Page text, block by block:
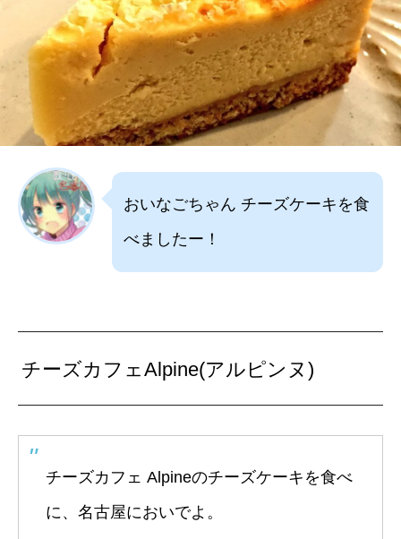
おいなごちゃん チーズケーキを食
べましたー！
チーズカフェAlpine(アルピンヌ)
チーズカフェ Alpineのチーズケーキを食べ
に、名古屋においでよ。